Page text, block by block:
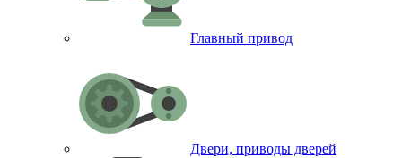
Главный привод
Двери, приводы дверей